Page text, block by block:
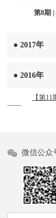
第8期
● 2017年
● 2016年
——
【第
微信公众